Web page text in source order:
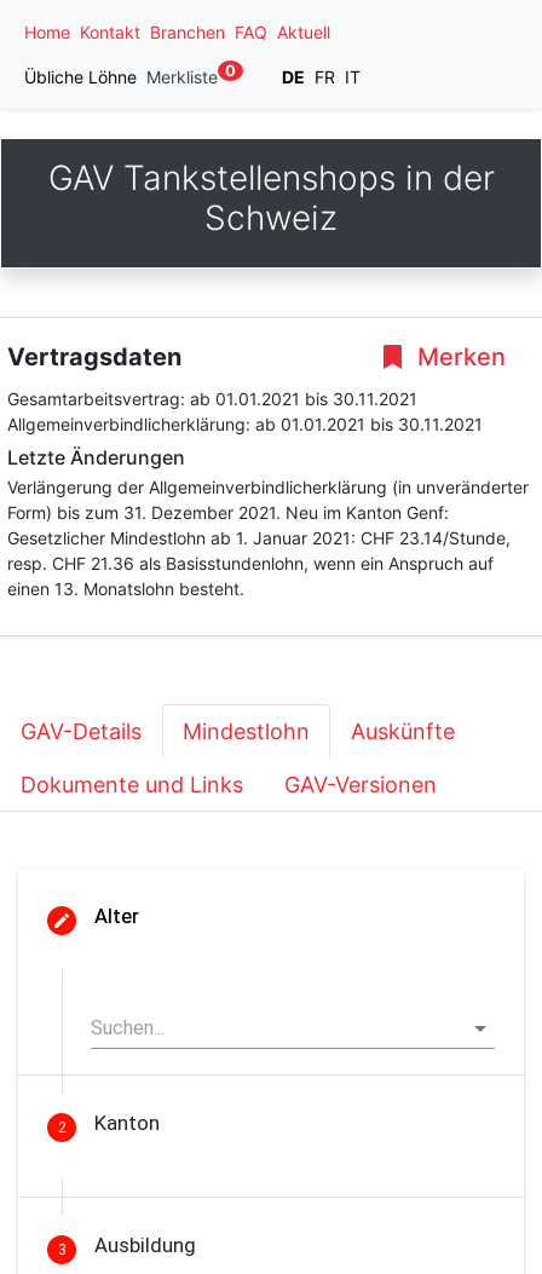
Home Kontakt Branchen FAQ Aktuell
Übliche Löhne Merkliste 0 DE FR IT
GAV Tankstellenshops in der
Schweiz
Merken
Vertragsdaten
Gesamtarbeitsvertrag: ab 01.01.2021 bis 30.11.2021
Allgemeinverbindlicherklärung: ab 01.01.2021 bis 30.11.2021
Letzte Änderungen
Verlängerung der Allgemeinverbindlicherklärung (in unveränderter
Form) bis zum 31. Dezember 2021. Neu im Kanton Genf:
Gesetzlicher Mindestlohn ab 1. Januar 2021: CHF 23.14/Stunde,
resp. CHF 21.36 als Basisstundenlohn, wenn ein Anspruch auf
einen 13. Monatslohn besteht.
GAV-Details Mindestlohn Auskünfte
Dokumente und Links GAV-Versionen
Alter
2 Kanton
3 Ausbildung